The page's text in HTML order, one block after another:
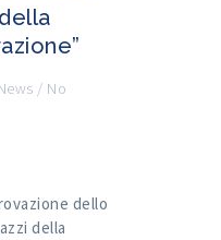
/ No
dello
della